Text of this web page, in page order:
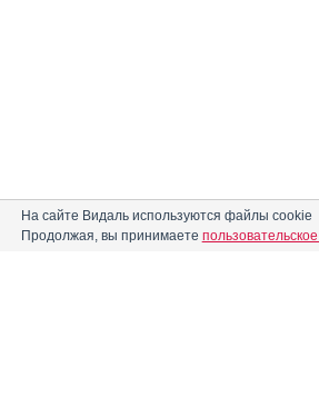
На сайте Видаль используются файлы cookie
Продолжая, вы принимаете